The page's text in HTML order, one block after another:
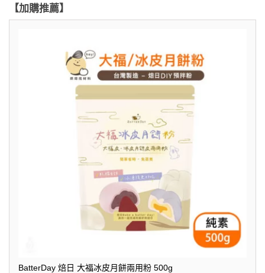
【加購推薦】
BatterDay 焙日 大福冰皮月餅兩用粉 500g